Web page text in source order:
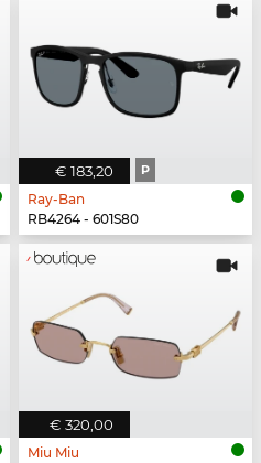
€ 183,20 P
Ray-Ban
RB4264 - 601S80
€ 320,00
Miu Miu